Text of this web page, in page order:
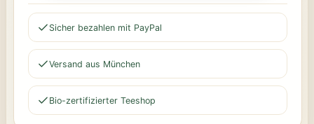
Sicher bezahlen mit PayPal
Versand aus München
Bio-zertifizierter Teeshop